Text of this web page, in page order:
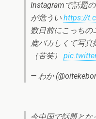
Instagramで話題
が危うい https://
数日前にこっちの
鹿バカしくて写
（苦笑）
— わか
今中国で話題とな